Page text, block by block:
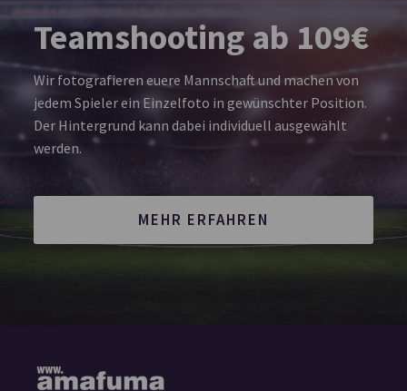
Teamshooting ab 109€
Wir fotografieren euere Mannschaft und machen von
jedem Spieler ein Einzelfoto in gewünschter Position.
Der Hintergrund kann dabei individuell ausgewählt
werden.
MEHR ERFAHREN